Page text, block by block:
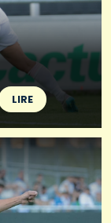
LIRE